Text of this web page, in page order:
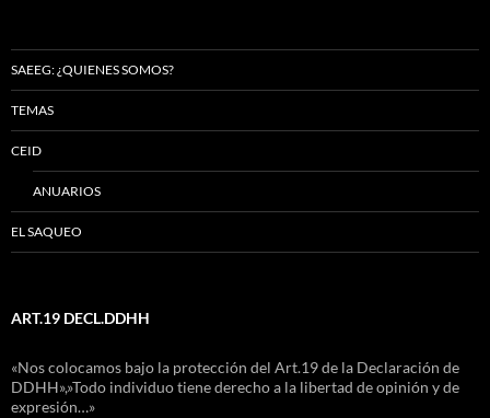
SAEEG: ¿QUIENES SOMOS?
TEMAS
CEID
ANUARIOS
EL SAQUEO
ART.19 DECL.DDHH
«Nos colocamos bajo la protección del Art.19 de la Declaración de
DDHH»,»Todo individuo tiene derecho a la libertad de opinión y de
expresión…»